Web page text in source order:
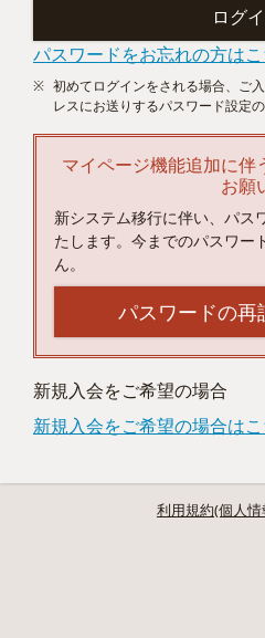
パスワードをお忘れの方は
初めてログインをされる場合、ご
レスにお送りするパスワード設定
マイページ機能追加に伴
お願
新システム移行に伴い、パス
たします。今までのパスワー
ん。
パスワードの再
新規入会をご希望の場合
新規入会をご希望の場合は
利用規約(個人